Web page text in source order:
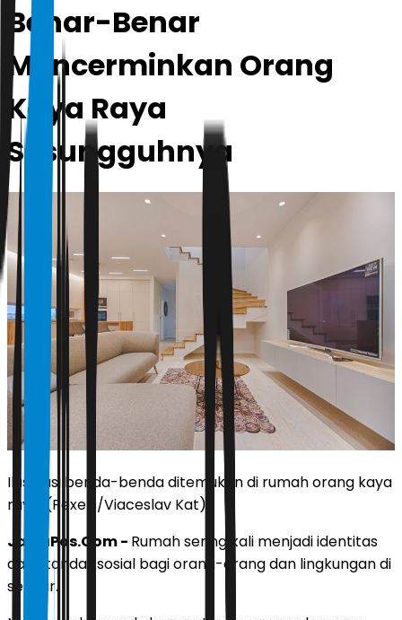
Benar-Benar
Mencerminkan Orang
Kaya Raya
Sesungguhnya
Ilustrasi benda-benda ditemukan di rumah orang kaya
raya. (Pexels/Viaceslav Kat)
JawaPos.Com - Rumah sering kali menjadi identitas
dan standar sosial bagi orang-orang dan lingkungan di
sekitar.